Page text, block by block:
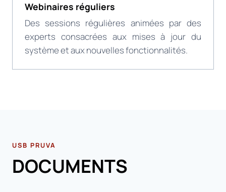
Webinaires réguliers
Des sessions régulières animées par des
experts consacrées aux mises à jour du
système et aux nouvelles fonctionnalités.
USB PRUVA
DOCUMENTS